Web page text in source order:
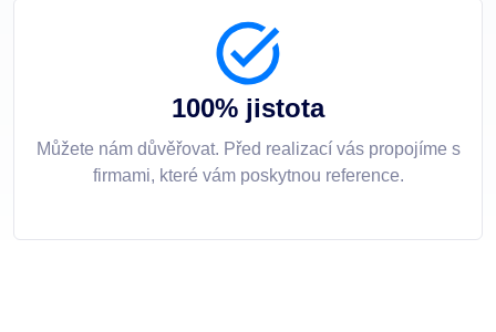
100% jistota
Můžete nám důvěřovat. Před realizací vás propojíme s
firmami, které vám poskytnou reference.